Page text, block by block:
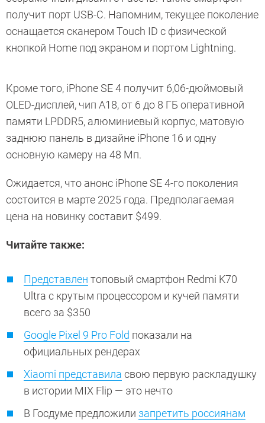
получит порт USB-C. Напомним, текущее поколение
оснащается сканером Touch ID с физической
кнопкой Home под экраном и портом Lightning.
Кроме того, iPhone SE 4 получит 6,06-дюймовый
OLED-дисплей, чип A18, от 6 до 8 ГБ оперативной
памяти LPDDR5, алюминиевый корпус, матовую
заднюю панель в дизайне iPhone 16 и одну
основную камеру на 48 Мп.
Ожидается, что анонс iPhone SE 4-го поколения
состоится в марте 2025 года. Предполагаемая
цена на новинку составит $499.
Читайте также:
Представлен топовый смартфон Redmi K70
Ultra с крутым процессором и кучей памяти
всего за $350
Google Pixel 9 Pro Fold показали на
официальных рендерах
Xiaomi представила свою первую раскладушку
в истории MIX Flip — это нечто
В Госдуме предложили запретить россиянам